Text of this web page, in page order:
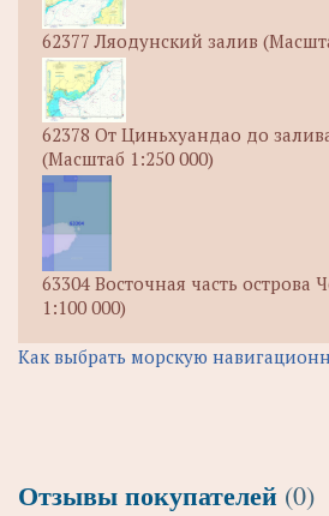
62377 Ляодунский залив
62378 От Циньхуандао до
(Масштаб 1:250 000)
63304 Восточная часть
1:100 000)
Как выбрать морскую
Отзывы покупателей (0)